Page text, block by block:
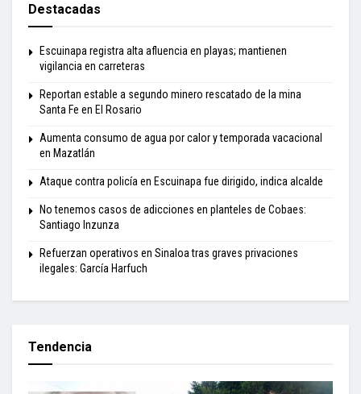
Destacadas
Escuinapa registra alta afluencia en playas; mantienen
vigilancia en carreteras
Reportan estable a segundo minero rescatado de la mina
Santa Fe en El Rosario
Aumenta consumo de agua por calor y temporada vacacional
en Mazatlán
Ataque contra policía en Escuinapa fue dirigido, indica alcalde
No tenemos casos de adicciones en planteles de Cobaes:
Santiago Inzunza
Refuerzan operativos en Sinaloa tras graves privaciones
ilegales: García Harfuch
Tendencia